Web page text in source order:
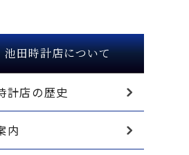
池田時計店について
計店の歴史
内